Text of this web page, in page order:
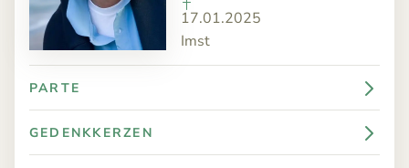
17.01.2025
Imst
PARTE
GEDENKKERZEN